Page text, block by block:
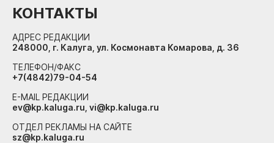
КОНТАКТЫ
АДРЕС РЕДАКЦИИ
248000, г. Калуга, ул. Космонавта Комарова, д. 36
ТЕЛЕФОН/ФАКС
+7(4842)79-04-54
E-MAIL РЕДАКЦИИ
ev@kp.kaluga.ru, vi@kp.kaluga.ru
ОТДЕЛ РЕКЛАМЫ НА САЙТЕ
sz@kp.kaluga.ru